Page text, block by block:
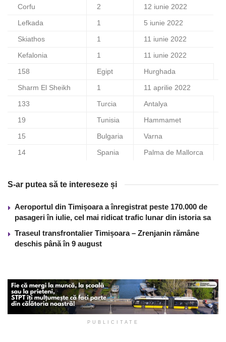
Corfu 2 12 iunie 2022
Lefkada 1 5 iunie 2022
Skiathos 1 11 iunie 2022
Kefalonia 1 11 iunie 2022
158 Egipt Hurghada
Sharm El Sheikh 1 11 aprilie 2022
133 Turcia Antalya
19 Tunisia Hammamet
15 Bulgaria Varna
14 Spania Palma de Mallorca
S-ar putea să te intereseze și
Aeroportul din Timișoara a înregistrat peste 170.000 de
pasageri în iulie, cel mai ridicat trafic lunar din istoria sa
Traseul transfrontalier Timișoara – Zrenjanin rămâne
deschis până în 9 august
PUBLICITATE